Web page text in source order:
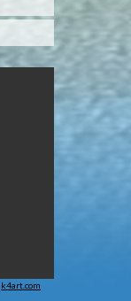
k4art.com